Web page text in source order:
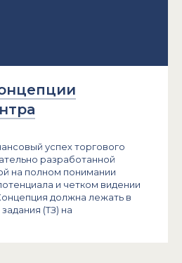
успех торгового
разработанной
на полном понимании
и четком видении
должна лежать в
(ТЗ) на